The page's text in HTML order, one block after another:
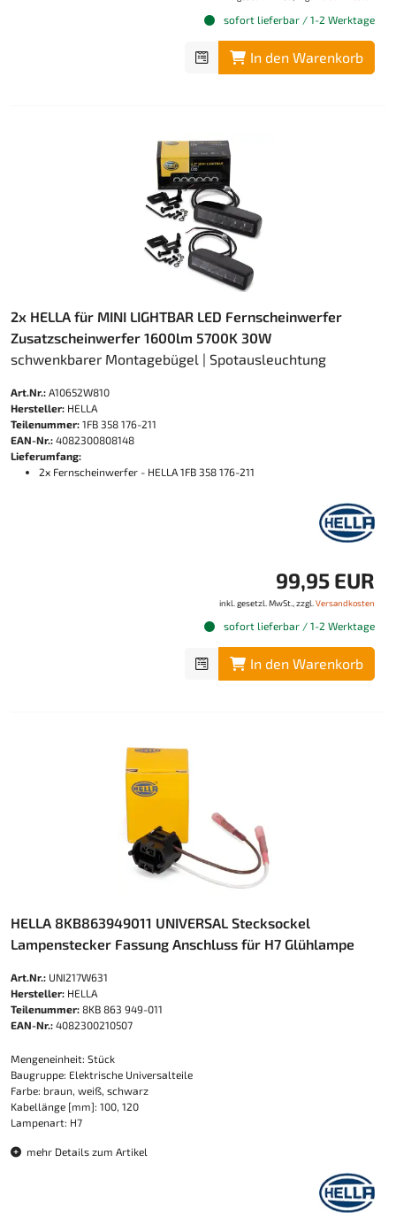
sofort lieferbar / 1-2 Werktage
In den Warenkorb
2x HELLA für MINI LIGHTBAR LED Fernscheinwerfer
Zusatzscheinwerfer 1600lm 5700K 30W
schwenkbarer Montagebügel | Spotausleuchtung
Art.Nr.: A10652W810
Hersteller: HELLA
Teilenummer: 1FB 358 176-211
EAN-Nr.: 4082300808148
Lieferumfang:
2x Fernscheinwerfer - HELLA 1FB 358 176-211
99,95 EUR
inkl. gesetzl. MwSt., zzgl. Versandkosten
sofort lieferbar / 1-2 Werktage
In den Warenkorb
HELLA 8KB863949011 UNIVERSAL Stecksockel
Lampenstecker Fassung Anschluss für H7 Glühlampe
Art.Nr.: UNI217W631
Hersteller: HELLA
Teilenummer: 8KB 863 949-011
EAN-Nr.: 4082300210507
Mengeneinheit: Stück
Baugruppe: Elektrische Universalteile
Farbe: braun, weiß, schwarz
Kabellänge [mm]: 100, 120
Lampenart: H7
mehr Details zum Artikel